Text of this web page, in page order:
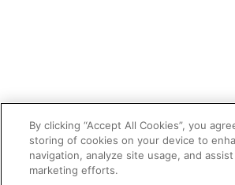
By clicking “Accept All Cookies”, you
storing of cookies on your device to
navigation, analyze site usage, and
marketing efforts.